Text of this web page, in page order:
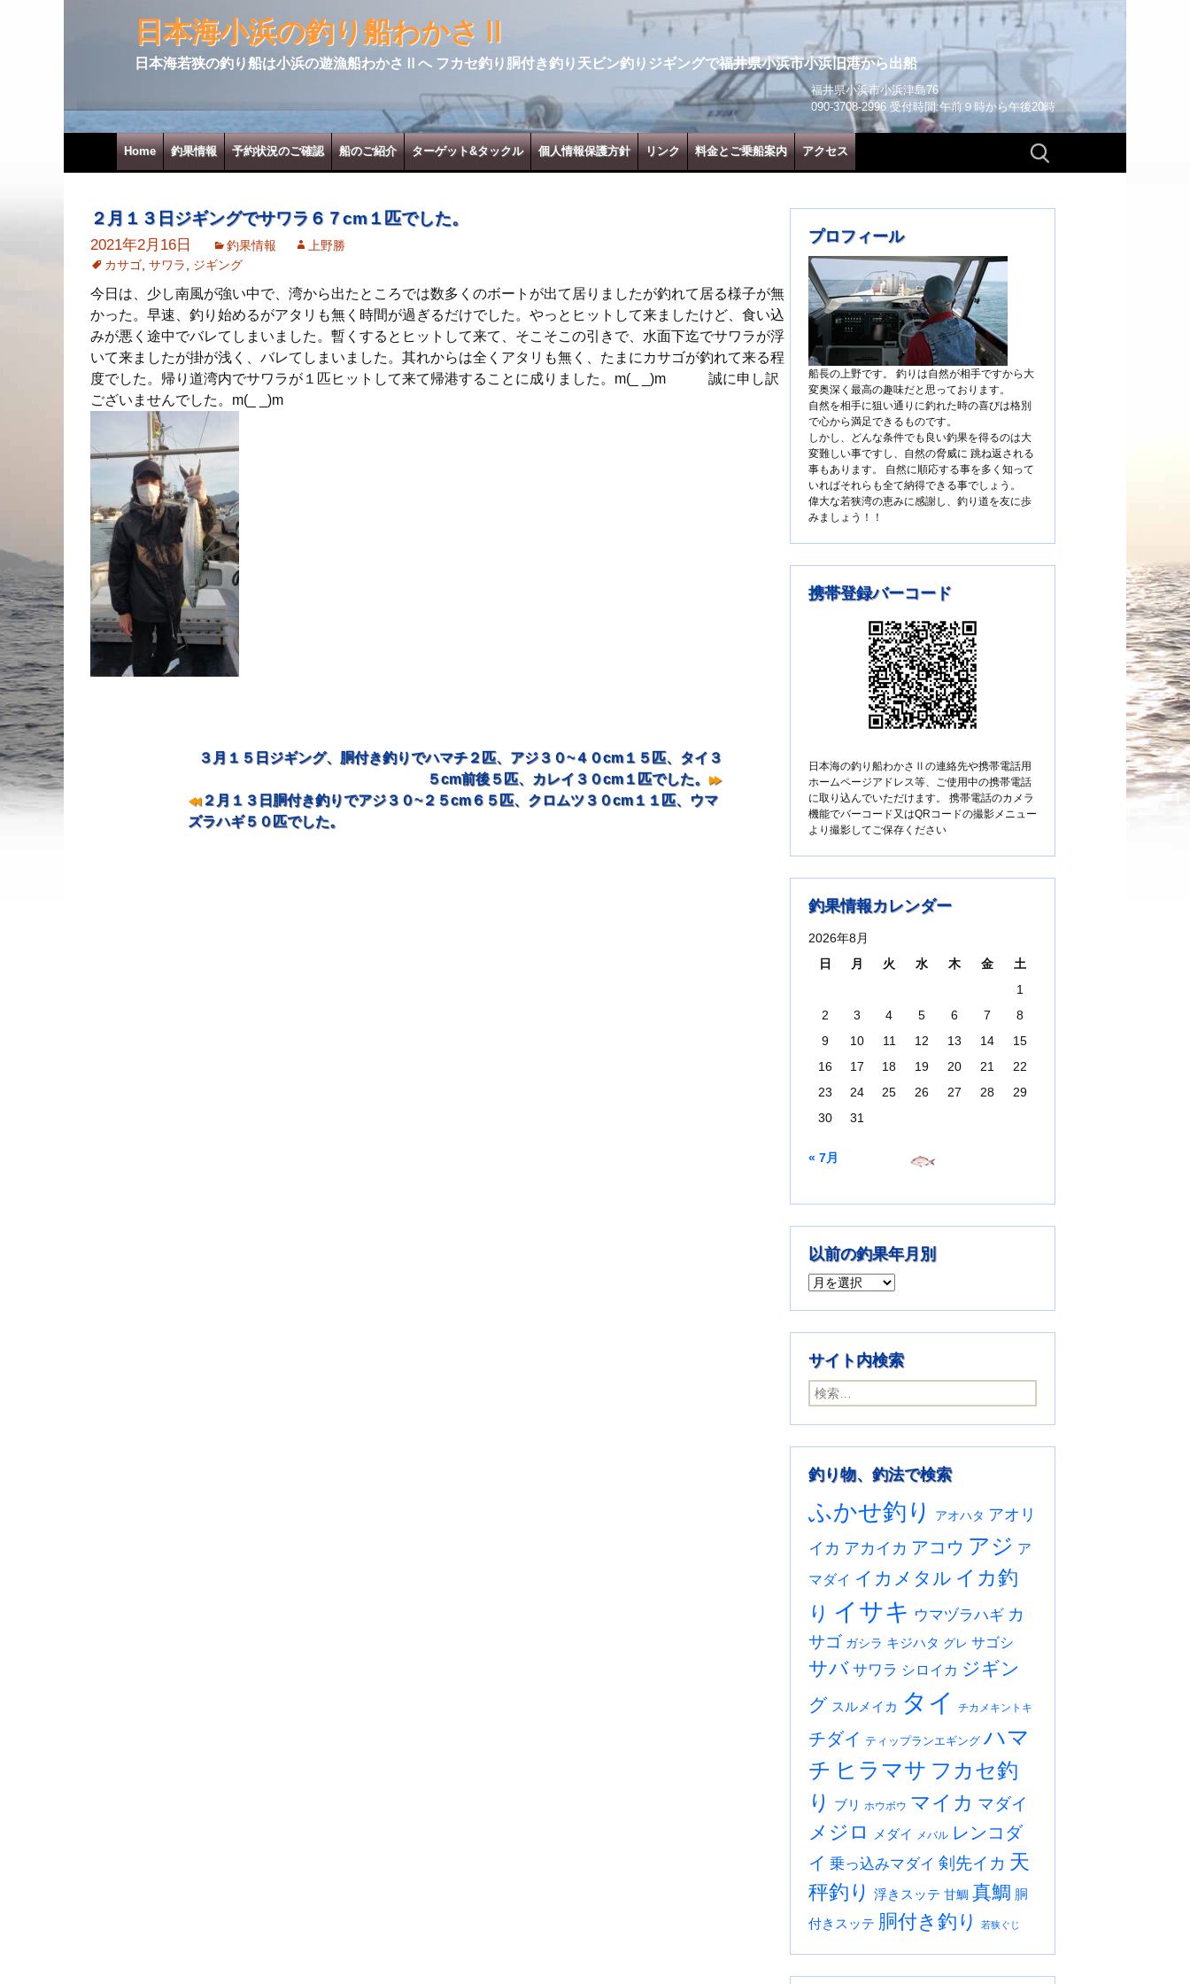
日本海小浜の釣り船わかさⅡ
日本海若狭の釣り船は小浜の遊漁船わかさⅡへ フカセ釣り胴付き釣り天ビン釣りジギングで福井県小浜市小浜旧港から出船
福井県小浜市小浜津島76
090-3708-2996 受付時間:午前９時から午後20時
コンテンツへ移動
Home 釣果情報 予約状況のご確認 船のご紹介 ターゲット&タックル 個人情報保護方針 リンク 料金とご乗船案内 アクセス
検
２月１３日ジギングでサワラ６７cm１匹でした。
2021年2月16日 釣果情報
上野勝
カサゴ サワラ ジギング
今日は、少し南風が強い中で、湾から出たところでは数多くのボートが出て居りましたが釣れて居る様子が無
かった。早速、釣り始めるがアタリも無く時間が過ぎるだけでした。やっとヒットして来ましたけど、食い込
みが悪く途中でバレてしまいました。暫くするとヒットして来て、そこそこの引きで、水面下迄でサワラが浮
いて来ましたが掛が浅く、バレてしまいました。其れからは全くアタリも無く、たまにカサゴが釣れて来る程
度でした。帰り道湾内でサワラが１匹ヒットして来て帰港することに成りました。m(_ _)m 誠に申し訳
ございませんでした。m(_ _)m
投稿ナビゲーション
３月１５日ジギング、胴付き釣りでハマチ２匹、アジ３０~４０cm１５匹、タイ３
５cm前後５匹、カレイ３０cm１匹でした。
２月１３日胴付き釣りでアジ３０~２５cm６５匹、クロムツ３０cm１１匹、ウマ
ズラハギ５０匹でした。
プロフィール
船長の上野です。 釣りは自然が相手ですから大
変奥深く最高の趣味だと思っております。
自然を相手に狙い通りに釣れた時の喜びは格別
で心から満足できるものです。
しかし、どんな条件でも良い釣果を得るのは大
変難しい事ですし、自然の脅威に 跳ね返される
事もあります。 自然に順応する事を多く知って
いればそれらも全て納得できる事でしょう。
偉大な若狭湾の恵みに感謝し、釣り道を友に歩
みましょう！！
携帯登録バーコード
日本海の釣り船わかさⅡの連絡先や携帯電話用
ホームページアドレス等、ご使用中の携帯電話
に取り込んでいただけます。 携帯電話のカメラ
機能でバーコード又はQRコードの撮影メニュー
より撮影してご保存ください
釣果情報カレンダー
2026年8月
日
月 火 水 木 金
土
1
2
3 4 5 6 7
8
9
10 11 12 13 14
15
16
17 18 19 20 21
22
23
24 25 26 27 28
29
30
31
« 7月
以前の釣果年月別
以前の釣果年月別
サイト内検索
検索:
釣り物、釣法で検索
ふかせ釣り アオハタ アオリ
イカ アカイカ アコウ アジ ア
マダイ イカメタル イカ釣
り イサキ ウマヅラハギ カ
サゴ ガシラ キジハタ グレ サゴシ
サバ サワラ シロイカ ジギン
グ スルメイカ タイ チカメキントキ
チダイ ティップランエギング ハマ
チ ヒラマサ フカセ釣
り
ブリ ホウボウ マイカ マダイ
メジロ メダイ メバル レンコダ
イ 乗っ込みマダイ 剣先イカ 天
秤釣り 浮きスッテ 甘鯛 真鯛 胴
付きスッテ 胴付き釣り 若狭ぐじ